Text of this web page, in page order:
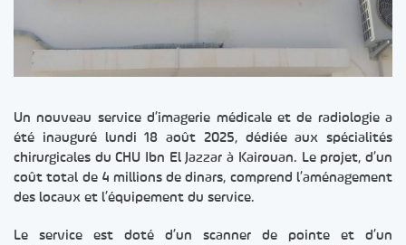
Un nouveau service d’imagerie médicale et de radiologie a
été inauguré lundi 18 août 2025, dédiée aux spécialités
chirurgicales du CHU Ibn El Jazzar à Kairouan. Le projet, d’un
coût total de 4 millions de dinars, comprend l’aménagement
des locaux et l’équipement du service.
Le service est doté d’un scanner de pointe et d’un